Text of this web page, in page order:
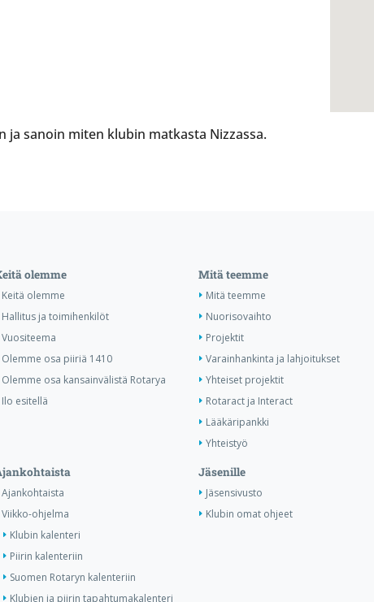
ja sanoin miten klubin matkasta Nizzassa.
olemme
Keitä olemme
Hallitus ja toimihenkilöt
Vuositeema
Olemme osa piiriä 1410
Olemme osa kansainvälistä Rotarya
Ilo esitellä
Mitä teemme
Mitä teemme
Nuorisovaihto
Projektit
Varainhankinta ja lahjoitukset
Yhteiset projektit
Rotaract ja Interact
Lääkäripankki
Yhteistyö
Ajankohtaista
Viikko-ohjelma
Klubin kalenteri
Piirin kalenteriin
Suomen Rotaryn kalenteriin
Klubien ja piirin tapahtumakalenteri
Jäsenille
Jäsensivusto
Klubin omat ohjeet